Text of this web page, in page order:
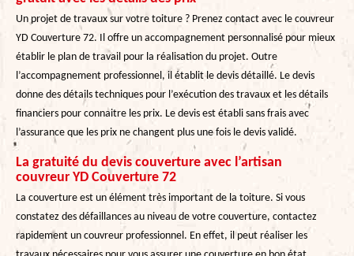
Un projet de travaux sur votre toiture ? Prenez contact avec le couvreur
YD Couverture 72. Il offre un accompagnement personnalisé pour mieux
établir le plan de travail pour la réalisation du projet. Outre
l’accompagnement professionnel, il établit le devis détaillé. Le devis
donne des détails techniques pour l’exécution des travaux et les détails
financiers pour connaitre les prix. Le devis est établi sans frais avec
l’assurance que les prix ne changent plus une fois le devis validé.
La gratuité du devis couverture avec l’artisan
couvreur YD Couverture 72
La couverture est un élément très important de la toiture. Si vous
constatez des défaillances au niveau de votre couverture, contactez
rapidement un couvreur professionnel. En effet, il peut réaliser les